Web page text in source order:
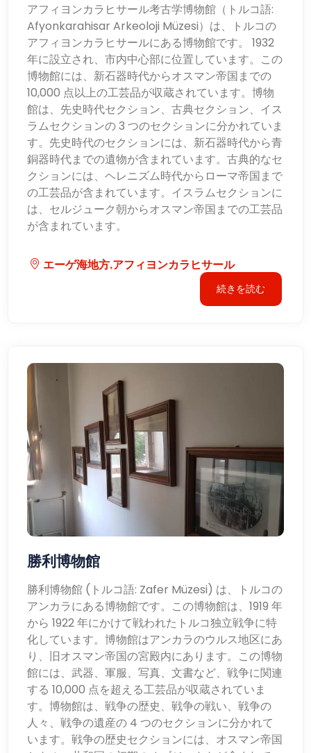
アフィヨンカラヒサール考古学博物館（トルコ語:
Afyonkarahisar Arkeoloji Müzesi）は、トルコの
アフィヨンカラヒサールにある博物館です。 1932
年に設立され、市内中心部に位置しています。この
博物館には、新石器時代からオスマン帝国までの
10,000 点以上の工芸品が収蔵されています。博物
館は、先史時代セクション、古典セクション、イス
ラムセクションの 3 つのセクションに分かれていま
す。先史時代のセクションには、新石器時代から青
銅器時代までの遺物が含まれています。古典的なセ
クションには、ヘレニズム時代からローマ帝国まで
の工芸品が含まれています。イスラムセクションに
は、セルジューク朝からオスマン帝国までの工芸品
が含まれています。
エーゲ海地方,アフィヨンカラヒサール
続きを読む
勝利博物館
勝利博物館 (トルコ語: Zafer Müzesi) は、トルコの
アンカラにある博物館です。この博物館は、1919 年
から 1922 年にかけて戦われたトルコ独立戦争に特
化しています。博物館はアンカラのウルス地区にあ
り、旧オスマン帝国の宮殿内にあります。この博物
館には、武器、軍服、写真、文書など、戦争に関連
する 10,000 点を超える工芸品が収蔵されていま
す。博物館は、戦争の歴史、戦争の戦い、戦争の
人々、戦争の遺産の 4 つのセクションに分かれて
います。戦争の歴史セクションには、オスマン帝国